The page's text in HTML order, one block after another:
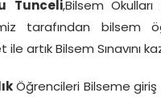
Tunceli,Bilsem
tarafından bilsem
ile artık Bilsem Sınavını
Öğrencileri Bilseme